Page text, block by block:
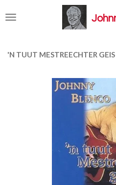
direct
hoofdinhoud
'N TUUT MESTREECHTER GEIS